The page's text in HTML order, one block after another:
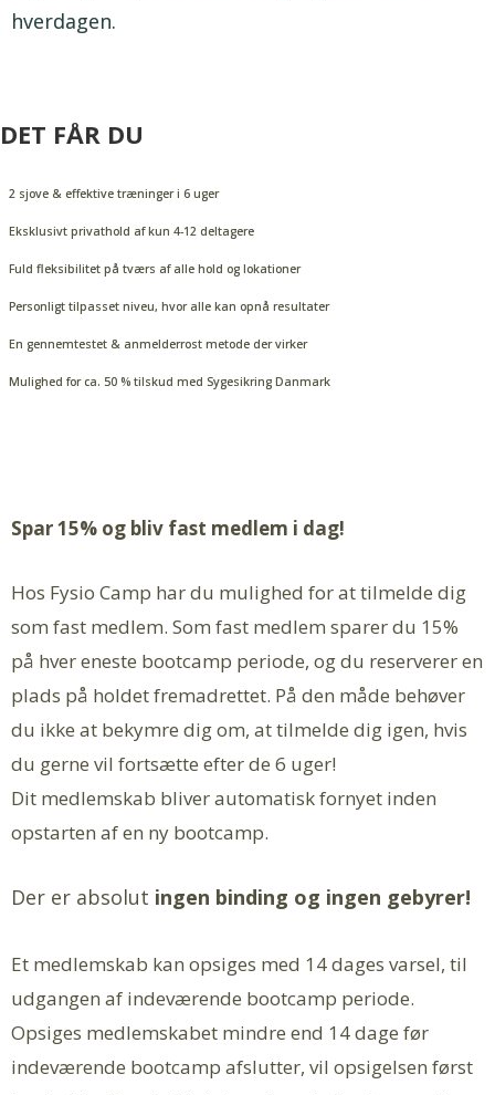
hverdagen.
DET FÅR DU
2 sjove & effektive træninger i 6 uger
Eksklusivt privathold af kun 4-12 deltagere
Fuld fleksibilitet på tværs af alle hold og lokationer
Personligt tilpasset niveu, hvor alle kan opnå resultater
En gennemtestet & anmelderrost metode der virker
Mulighed for ca. 50 % tilskud med Sygesikring Danmark
Spar 15% og bliv fast medlem i dag!
Hos Fysio Camp har du mulighed for at tilmelde dig
som fast medlem. Som fast medlem sparer du 15%
på hver eneste bootcamp periode, og du reserverer en
plads på holdet fremadrettet. På den måde behøver
du ikke at bekymre dig om, at tilmelde dig igen, hvis
du gerne vil fortsætte efter de 6 uger!
Dit medlemskab bliver automatisk fornyet inden
opstarten af en ny bootcamp.
Der er absolut ingen binding og ingen gebyrer!
Et medlemskab kan opsiges med 14 dages varsel, til
udgangen af indeværende bootcamp periode.
Opsiges medlemskabet mindre end 14 dage før
indeværende bootcamp afslutter, vil opsigelsen først